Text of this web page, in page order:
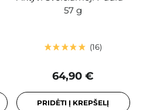
57 g
16
64,90 €
PRIDĖTI Į KREPŠELĮ